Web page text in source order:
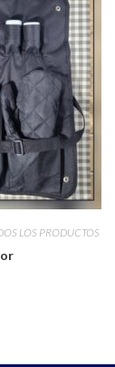
LOS PRODUCTOS